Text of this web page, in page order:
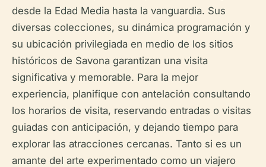
desde la Edad Media hasta la vanguardia. Sus
diversas colecciones, su dinámica programación y
su ubicación privilegiada en medio de los sitios
históricos de Savona garantizan una visita
significativa y memorable. Para la mejor
experiencia, planifique con antelación consultando
los horarios de visita, reservando entradas o visitas
guiadas con anticipación, y dejando tiempo para
explorar las atracciones cercanas. Tanto si es un
amante del arte experimentado como un viajero